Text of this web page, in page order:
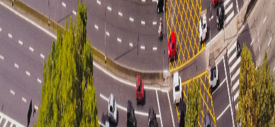
Contato ALUGUEON
(11) 91680-5264